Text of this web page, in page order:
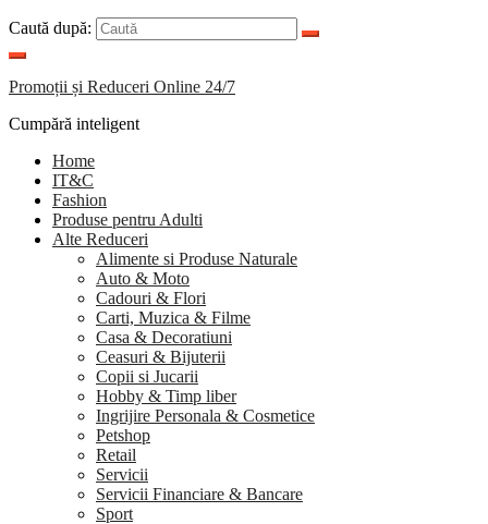
Caută după:
Promoții și Reduceri Online 24/7
Cumpără inteligent
Home
IT&C
Fashion
Produse pentru Adulti
Alte Reduceri
Alimente si Produse Naturale
Auto & Moto
Cadouri & Flori
Carti, Muzica & Filme
Casa & Decoratiuni
Ceasuri & Bijuterii
Copii si Jucarii
Hobby & Timp liber
Ingrijire Personala & Cosmetice
Petshop
Retail
Servicii
Servicii Financiare & Bancare
Sport